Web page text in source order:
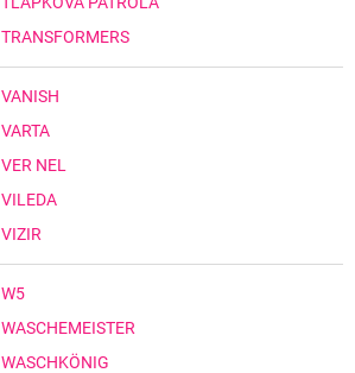
TRANSFORMERS
VANISH
VARTA
VER NEL
VILEDA
VIZIR
W5
WASCHEMEISTER
WASCHKÖNIG